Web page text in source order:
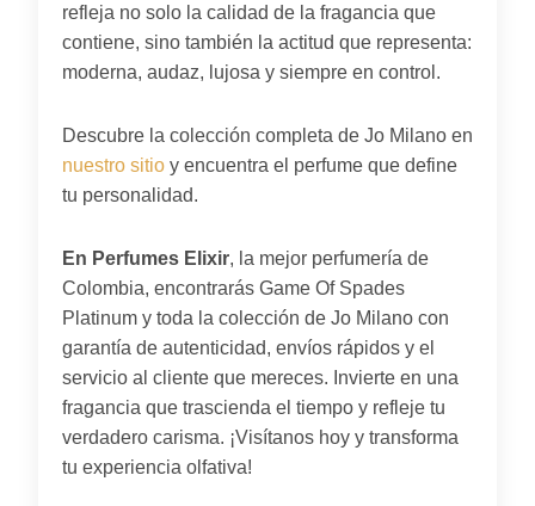
refleja no solo la calidad de la fragancia que
contiene, sino también la actitud que representa:
moderna, audaz, lujosa y siempre en control.
Descubre la colección completa de Jo Milano en
nuestro sitio y encuentra el perfume que define
tu personalidad.
En Perfumes Elixir, la mejor perfumería de
Colombia, encontrarás Game Of Spades
Platinum y toda la colección de Jo Milano con
garantía de autenticidad, envíos rápidos y el
servicio al cliente que mereces. Invierte en una
fragancia que trascienda el tiempo y refleje tu
verdadero carisma. ¡Visítanos hoy y transforma
tu experiencia olfativa!